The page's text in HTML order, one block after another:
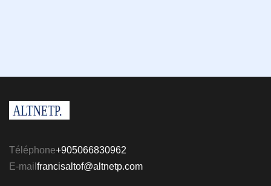
Téléphone+905066830962
E-mail francisaltof@altnetp.com